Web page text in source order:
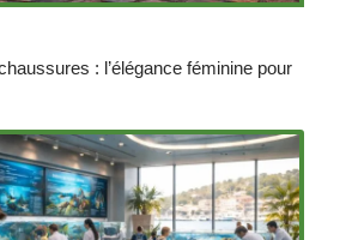
: l’élégance féminine pour